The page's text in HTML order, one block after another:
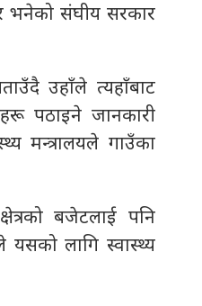
भनेको संघीय सरकार
उहाँले त्यहाँबाट
पठाइने जानकारी
मन्त्रालयले गाउँका
बजेटलाई पनि
लागि स्वास्थ्य